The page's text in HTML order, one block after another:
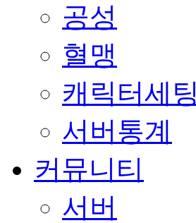
공성
혈맹
캐릭터세팅
서버통계
커뮤니티
서버